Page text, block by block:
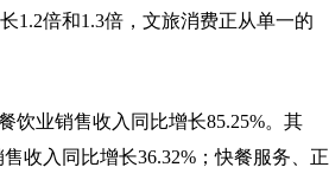
1.2倍和1.3倍，文旅消费正从单一的
业销售收入同比增长85.25%。其
收入同比增长36.32%；快餐服务、正